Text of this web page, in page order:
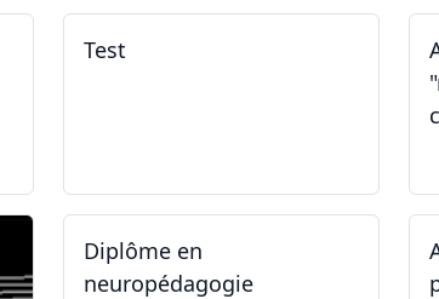
Test
Diplôme en
neuropédagogie